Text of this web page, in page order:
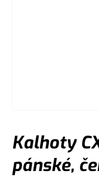
Kalhoty
pánské,